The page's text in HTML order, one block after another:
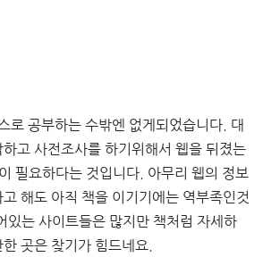
로 공부하는 수밖엔 없게되었습니다. 대
고 사전조사를 하기위해서 웹을 뒤졌는
필요하다는 것입니다. 아무리 웹의 정보
해도 아직 책을 이기기에는 역부족인것
있는 사이트들은 많지만 책처럼 자세하
곳은 찾기가 힘드네요.